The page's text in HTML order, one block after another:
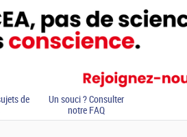
de
Un souci ? Consulter
notre FAQ